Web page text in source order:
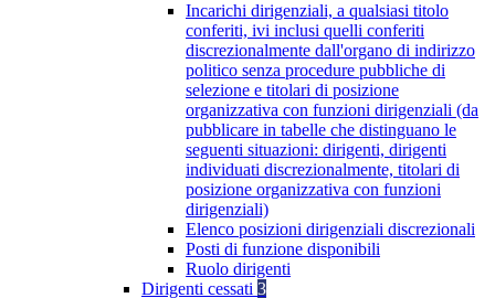
Incarichi dirigenziali, a qualsiasi titolo
conferiti, ivi inclusi quelli conferiti
discrezionalmente dall'organo di indirizzo
politico senza procedure pubbliche di
selezione e titolari di posizione
organizzativa con funzioni dirigenziali (da
pubblicare in tabelle che distinguano le
seguenti situazioni: dirigenti, dirigenti
individuati discrezionalmente, titolari di
posizione organizzativa con funzioni
dirigenziali)
Elenco posizioni dirigenziali discrezionali
Posti di funzione disponibili
Ruolo dirigenti
Dirigenti cessati 3